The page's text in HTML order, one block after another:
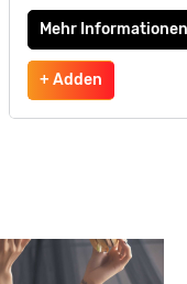
Mehr Informationen
+ Adden